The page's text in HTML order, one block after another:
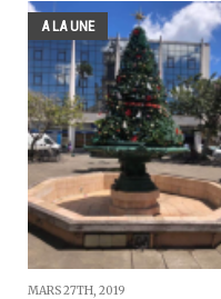
A LA UNE
MARS 27TH, 2019